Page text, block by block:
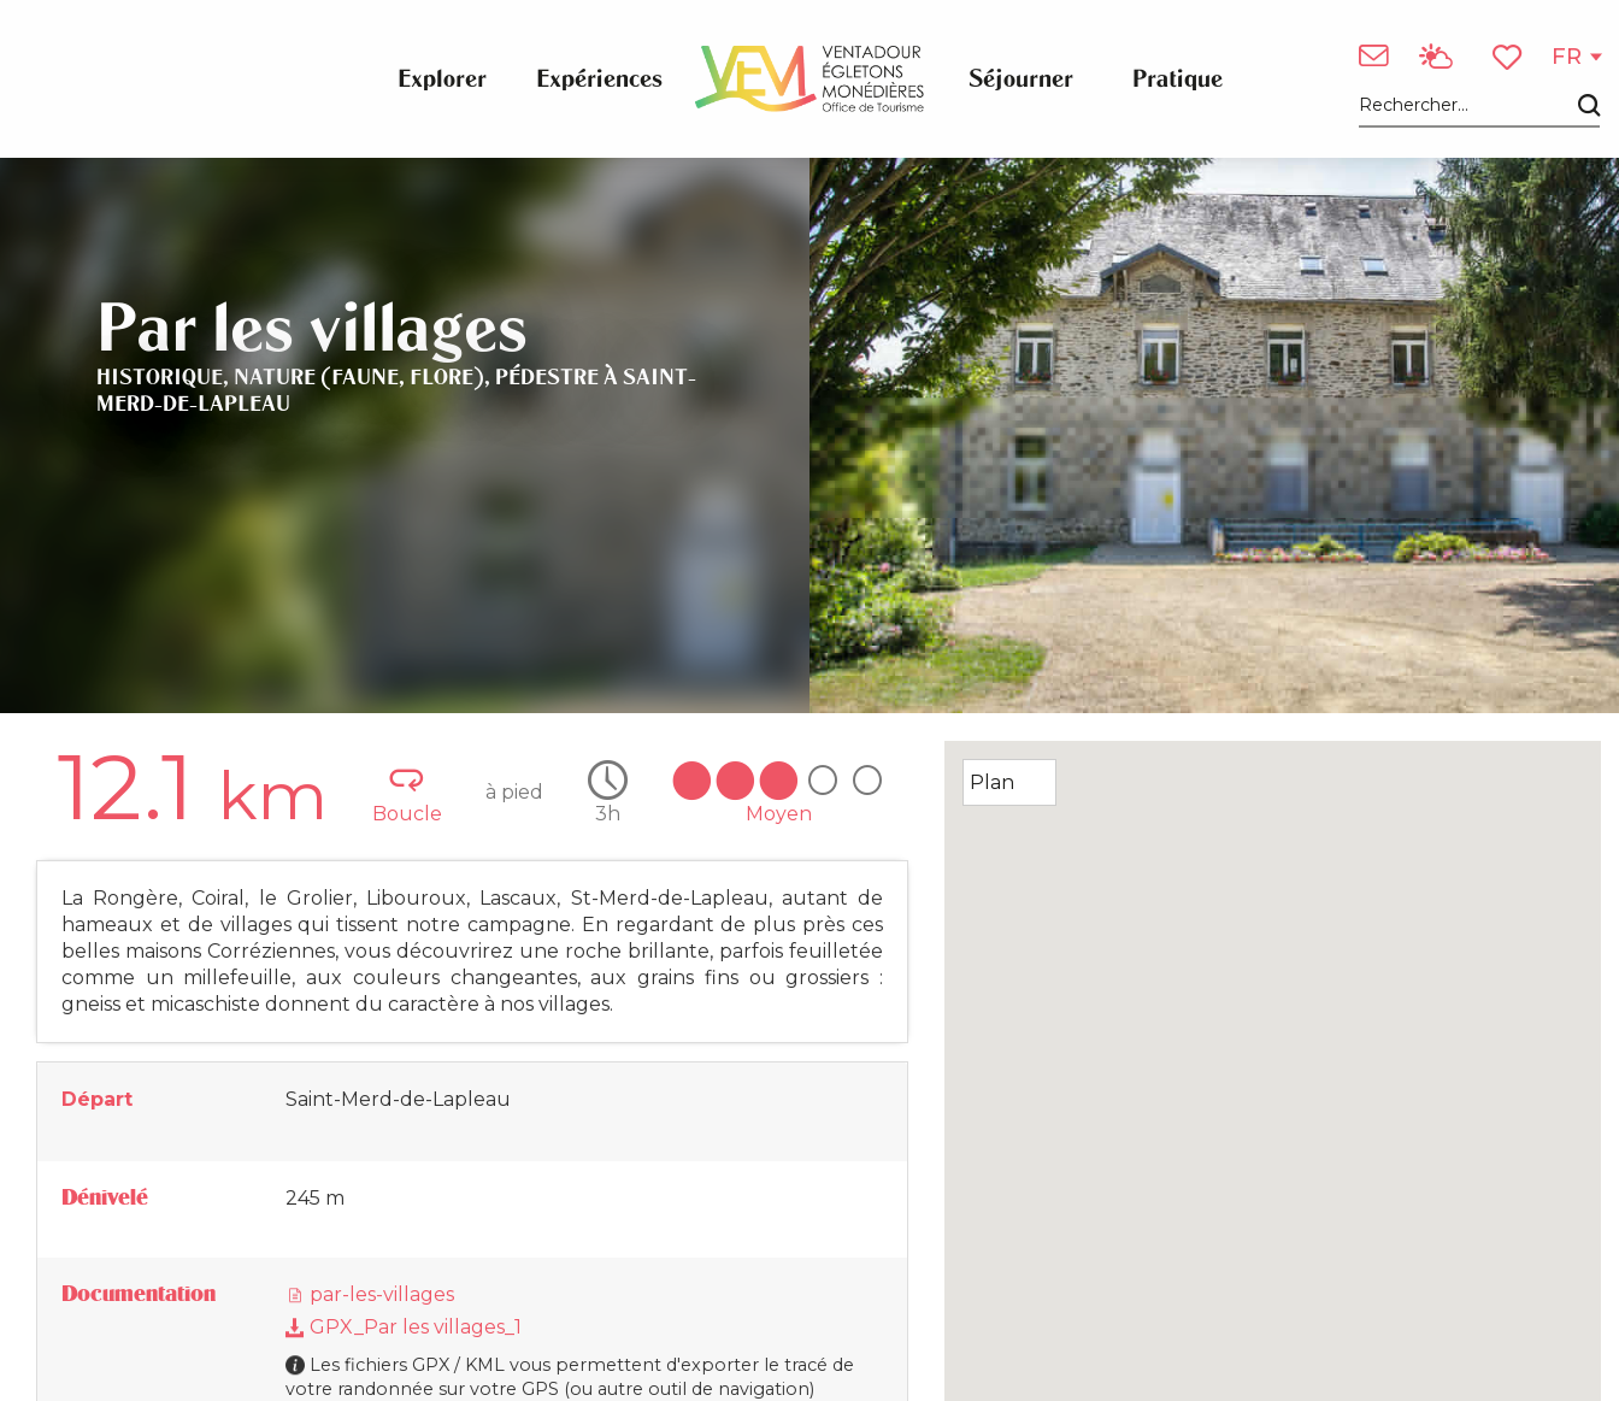
Recherche
FR
Explorer
Expériences Séjourner Pratique
Par les villages
HISTORIQUE, NATURE (FAUNE, FLORE), PÉDESTRE À SAINT-
MERD-DE-LAPLEAU
12.1 km Boucle
à pied
3h
Moyen
La Rongère, Coiral, le Grolier, Libouroux, Lascaux, St-Merd-de-Lapleau, autant de
hameaux et de villages qui tissent notre campagne. En regardant de plus près ces
belles maisons Corréziennes, vous découvrirez une roche brillante, parfois feuilletée
comme un millefeuille, aux couleurs changeantes, aux grains fins ou grossiers :
gneiss et micaschiste donnent du caractère à nos villages.
Départ Saint-Merd-de-Lapleau
Dénivelé 245 m
Documentation
par-les-villages
GPX_Par les villages_1
Les fichiers GPX / KML vous permettent d'exporter le tracé de
votre randonnée sur votre GPS (ou autre outil de navigation)